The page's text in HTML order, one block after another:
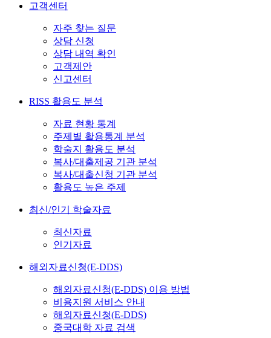
고객센터
자주 찾는 질문
상담 신청
상담 내역 확인
고객제안
신고센터
RISS 활용도 분석
자료 현황 통계
주제별 활용통계 분석
학술지 활용도 분석
복사/대출제공 기관 분석
복사/대출신청 기관 분석
활용도 높은 주제
최신/인기 학술자료
최신자료
인기자료
해외자료신청(E-DDS)
해외자료신청(E-DDS) 이용 방법
비용지원 서비스 안내
해외자료신청(E-DDS)
중국대학 자료 검색